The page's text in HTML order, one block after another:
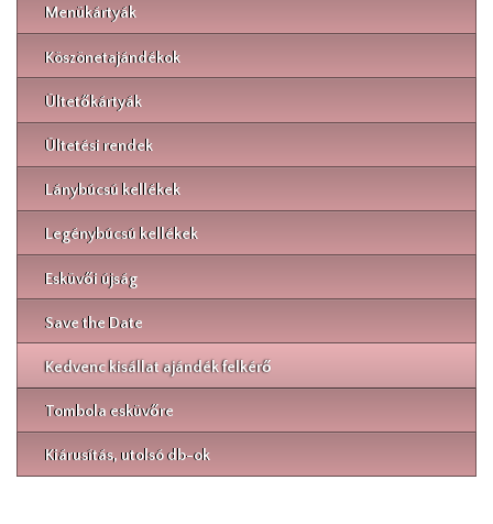
Menükártyák
Köszönetajándékok
Ültetőkártyák
Ültetési rendek
Lánybúcsú kellékek
Legénybúcsú kellékek
Esküvői újság
Save the Date
Kedvenc kisállat ajándék felkérő
Tombola esküvőre
Kiárusítás, utolsó db-ok